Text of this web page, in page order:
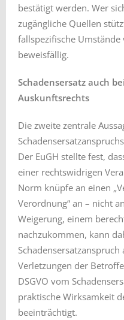
bestätigt werden. Wer
zugängliche Quellen
fallspezifische
beweisfällig.
Schadensersatz auch
Auskunftsrechts
Die zweite zentrale
Der EuGH stellte fest,
einer rechtswidrigen
Norm knüpfe an einen
Verordnung“ an – nicht
Weigerung, einem
nachzukommen, kann
Verletzungen der
DSGVO vom
praktische Wirksamkeit
beeinträchtigt.